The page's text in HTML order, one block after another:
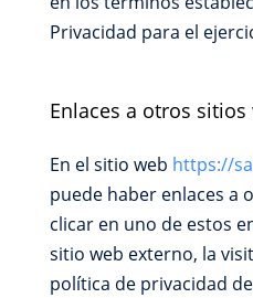
Privacidad para el
Enlaces a otros sitios
En el sitio web https://
puede haber enlaces a
clicar en uno de estos
sitio web externo, la
política de privacidad